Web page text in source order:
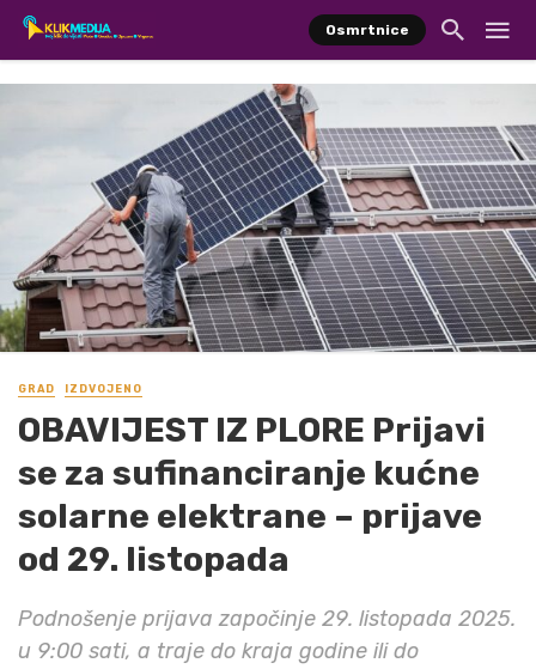
Osmrtnice
GRAD IZDVOJENO
OBAVIJEST IZ PLORE Prijavi
se za sufinanciranje kućne
solarne elektrane – prijave
od 29. listopada
Podnošenje prijava započinje 29. listopada 2025.
u 9:00 sati, a traje do kraja godine ili do